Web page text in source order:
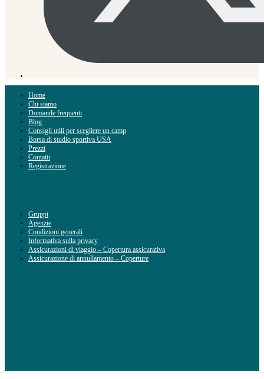
Home
Chi siamo
Domande frequenti
Blog
Consigli utili per scegliere un camp
Borsa di studio sportiva USA
Prezzi
Contatti
Registrazione
Gruppi
Agenzie
Condizioni generali
Informativa sulla privacy
Assicurazioni di viaggio – Copertura assicurativa
Assicurazione di annullamento – Coperture